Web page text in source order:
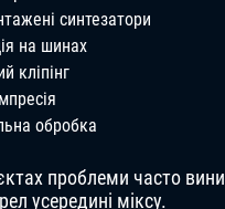
синтезатори
на шинах
кліпінг
обробка
проблеми часто
усередині міксу.